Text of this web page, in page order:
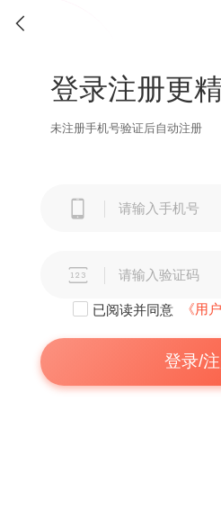

登录注册更
未注册手机号验证后自动注册

已阅读并同意
《用
登录/